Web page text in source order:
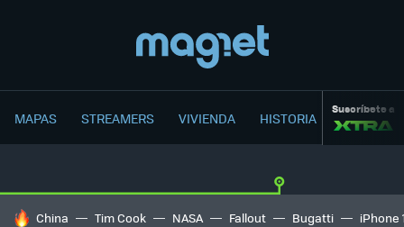
MAPAS STREAMERS VIVIENDA HISTORIA Suscríbete a
HOY SE HABLA DE
China Tim Cook NASA Fallout Bugatti iPhone